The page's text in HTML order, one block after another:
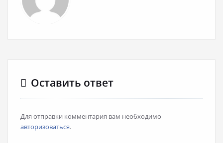
Оставить ответ
Для отправки комментария вам необходимо
авторизоваться.